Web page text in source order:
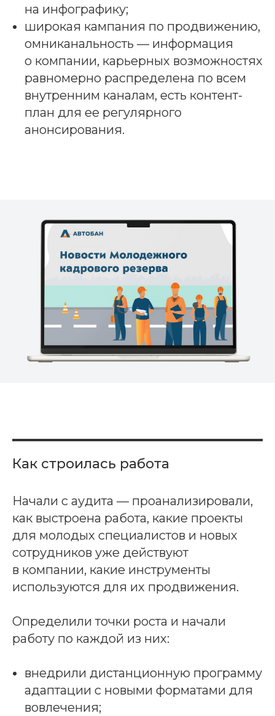
на инфографику;
широкая кампания по продвижению,
омниканальность — информация
о компании, карьерных возможностях
равномерно распределена по всем
внутренним каналам, есть контент-
план для ее регулярного
анонсирования.
Как строилась работа
Начали с аудита — проанализировали,
как выстроена работа, какие проекты
для молодых специалистов и новых
сотрудников уже действуют
в компании, какие инструменты
используются для их продвижения.
Определили точки роста и начали
работу по каждой из них:
внедрили дистанционную программу
адаптации с новыми форматами для
вовлечения;